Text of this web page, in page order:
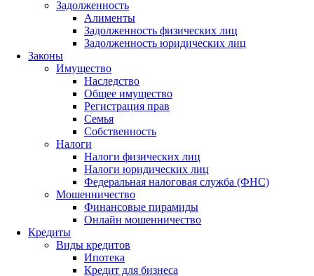
Задолженность
Алименты
Задолженность физических лиц
Задолженность юридических лиц
Законы
Имущество
Наследство
Общее имущество
Регистрация прав
Семья
Собственность
Налоги
Налоги физических лиц
Налоги юридических лиц
Федеральная налоговая служба (ФНС)
Мошенничество
Финансовые пирамиды
Онлайн мошенничество
Кредиты
Виды кредитов
Ипотека
Кредит для бизнеса